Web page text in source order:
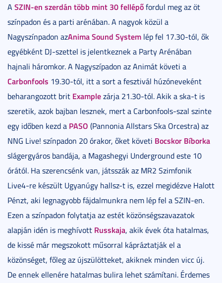
A SZIN-en szerdán több mint 30 fellépőfordul meg az öt
színpadon és a parti arénában. A nagyok közül a
Nagyszínpadon azAnima Sound System lép fel 17.30-tól, ők
egyébként DJ-szettel is jelentkeznek a Party Arénában
hajnali háromkor. A Nagyszípadon az Animát követi a
Carbonfools 19.30-tól, itt a sort a fesztivál húzóneveként
beharangozott brit Examplezárja 21.30-tól. Akik a ska-t is
szeretik, azok bajban lesznek, mert a Carbonfools-szal szinte
egy időben kezd a PASO (Pannonia Allstars Ska Orcestra) az
NNG Live! színpadon 20 órakor, őket követi Bocskor Bíborka
slágergyáros bandája, a Magashegyi Underground este 10
órától. Ha szerencsénk van, játsszák az MR2 Szimfonik
Live4-re készült Ugyanúgy hallsz-t is, ezzel megidézve Halott
Pénzt, aki legnagyobb fájdalmunkra nem lép fel a SZIN-en.
Ezen a színpadon folytatja az estét közönségszavazatok
alapján idén is meghívott Russkaja, akik évek óta hatalmas,
de kissé már megszokott műsorral kápráztatják el a
közönséget, főleg az újszülötteket, akiknek minden vicc új.
De ennek ellenére hatalmas bulira lehet számítani. Érdemes